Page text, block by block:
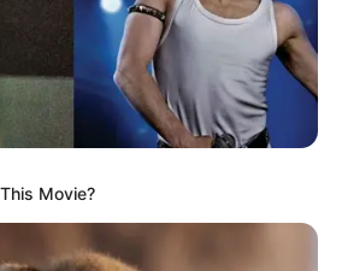
Movie?